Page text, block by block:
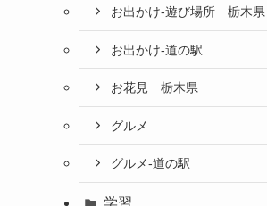
お出かけ-遊び場所 栃木県
お出かけ-道の駅
お花見 栃木県
グルメ
グルメ-道の駅